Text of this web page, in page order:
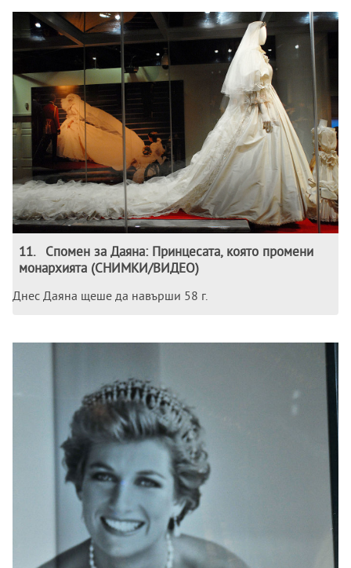
11.
Спомен за Даяна: Принцесата, която промени
монархията (СНИМКИ/ВИДЕО)
Днес Даяна щеше да навърши 58 г.